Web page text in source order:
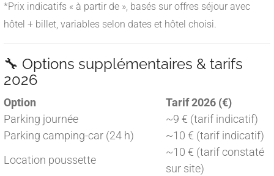
*Prix indicatifs « à partir de », basés sur offres séjour avec
hôtel + billet, variables selon dates et hôtel choisi.
🔧 Options supplémentaires & tarifs
2026
Option
Tarif 2026 (€)
Parking journée
~9 € (tarif indicatif)
Parking camping-car (24 h)
~10 € (tarif indicatif)
Location poussette
~10 € (tarif constaté
sur site)